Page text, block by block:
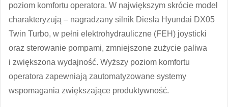
poziom komfortu operatora. W największym skrócie model
charakteryzują – nagradzany silnik Diesla Hyundai DX05
Twin Turbo, w pełni elektrohydrauliczne (FEH) joysticki
oraz sterowanie pompami, zmniejszone zużycie paliwa
i zwiększona wydajność. Wyższy poziom komfortu
operatora zapewniają zautomatyzowane systemy
wspomagania zwiększające produktywność.